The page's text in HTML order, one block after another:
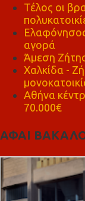
Τέλος οι
αγορά
Άμεση
Χαλκίδα -
Αθήνα
70.000€
ΑΦΑΙ